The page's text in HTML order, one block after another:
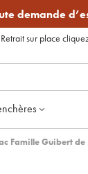
demande
Retrait sur place
Famille Guibert